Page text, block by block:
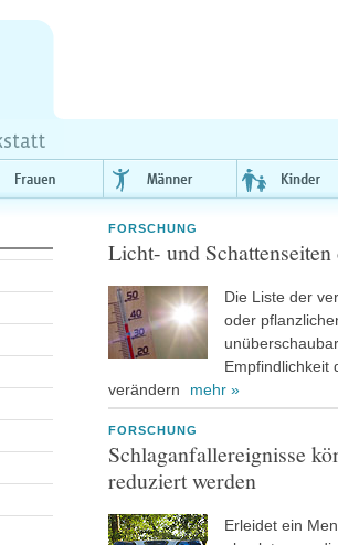
FORSCHUNG
Licht- und
Die Liste der
oder
Empfindlichkeit
verändern
mehr »
FORSCHUNG
Schlaganfallereignisse
reduziert werden
Erleidet ein